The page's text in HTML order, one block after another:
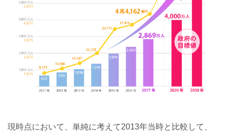
現時点において、単純に考えて2013年当時と比較して、